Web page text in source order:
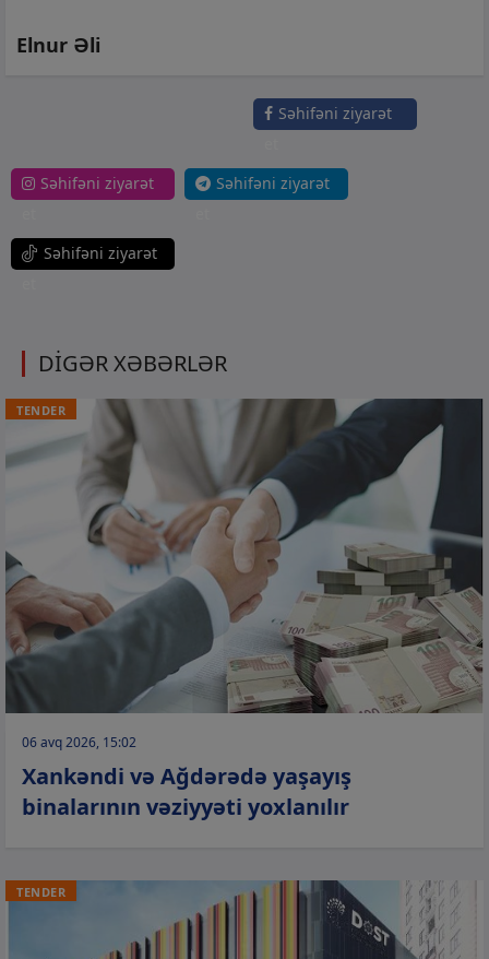
Elnur Əli
Səhifəni ziyarət
Səhifəni ziyarət
Səhifəni ziyarət
Səhifəni ziyarət
DİGƏR XƏBƏRLƏR
TENDER
06 avq 2026, 15:02
Xankəndi və Ağdərədə yaşayış
binalarının vəziyyəti yoxlanılır
TENDER